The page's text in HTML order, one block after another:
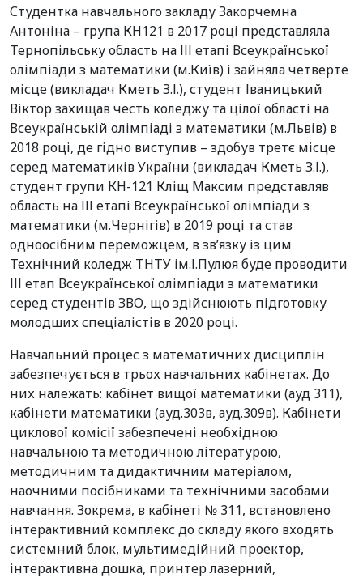
Студентка навчального закладу Закорчемна
Антоніна – група КН121 в 2017 році представляла
Тернопільську область на ІІІ етапі Всеукраїнської
олімпіади з математики (м.Київ) і зайняла четверте
місце (викладач Кметь З.І.), студент Іваницький
Віктор захищав честь коледжу та цілої області на
Всеукраїнській олімпіаді з математики (м.Львів) в
2018 році, де гідно виступив – здобув третє місце
серед математиків України (викладач Кметь З.І.),
студент групи КН-121 Кліщ Максим представляв
область на ІІІ етапі Всеукраїнської олімпіади з
математики (м.Чернігів) в 2019 році та став
одноосібним переможцем, в зв’язку із цим
Технічний коледж ТНТУ ім.І.Пулюя буде проводити
ІІІ етап Всеукраїнської олімпіади з математики
серед студентів ЗВО, що здійснюють підготовку
молодших спеціалістів в 2020 році.
Навчальний процес з математичних дисциплін
забезпечується в трьох навчальних кабінетах. До
них належать: кабінет вищої математики (ауд 311),
кабінети математики (ауд.303в, ауд.309в). Кабінети
циклової комісії забезпечені необхідною
навчальною та методичною літературою,
методичним та дидактичним матеріалом,
наочними посібниками та технічними засобами
навчання. Зокрема, в кабінеті № 311, встановлено
інтерактивний комплекс до складу якого входять
системний блок, мультимедійний проектор,
інтерактивна дошка, принтер лазерний,